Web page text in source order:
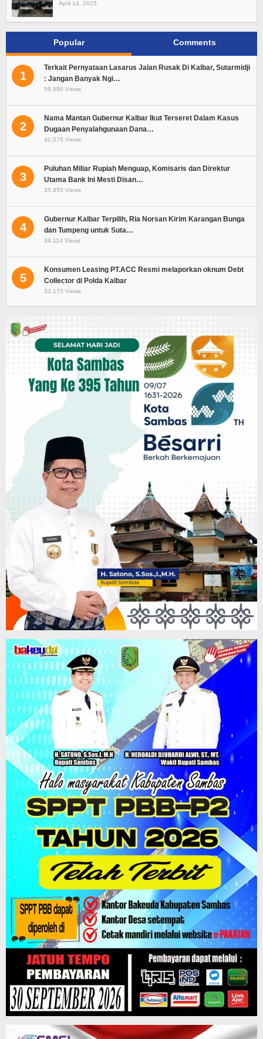
April 14, 2025
Popular Comments
1
Terkait Pernyataan Lasarus Jalan Rusak Di Kalbar, Sutarmidji
: Jangan Banyak Ngi…
59,690 Views
2
Nama Mantan Gubernur Kalbar Ikut Terseret Dalam Kasus
Dugaan Penyalahgunaan Dana…
42,076 Views
3
Puluhan Miliar Rupiah Menguap, Komisaris dan Direktur
Utama Bank Ini Mesti Disan…
35,855 Views
4
Gubernur Kalbar Terpilih, Ria Norsan Kirim Karangan Bunga
dan Tumpeng untuk Suta…
34,114 Views
5
Konsumen Leasing PT.ACC Resmi melaporkan oknum Debt
Collector di Polda Kalbar
33,170 Views